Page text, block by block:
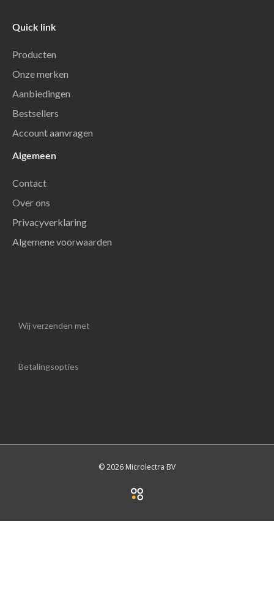
Quick link
Producten
Onze merken
Aanbiedingen
Bestsellers
Account aanvragen
Algemeen
Contact
Over ons
Privacyverklaring
Algemene voorwaarden
Wij verzenden met
Betalingsopties
© 2026 Microlectra BV